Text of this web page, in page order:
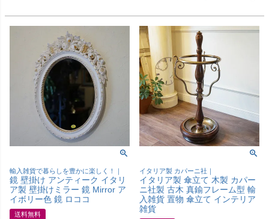
輸入雑貨で暮らしを豊かに楽しく！｜
鏡 壁掛け アンティーク イタリ
ア製 壁掛けミラー 鏡 Mirror ア
イボリー色 鏡 ロココ
送料無料
イタリア製 カパーニ社｜
イタリア製 傘立て 木製 カパー
ニ社製 古木 真鍮フレーム型 輸
入雑貨 置物 傘立て インテリア
雑貨